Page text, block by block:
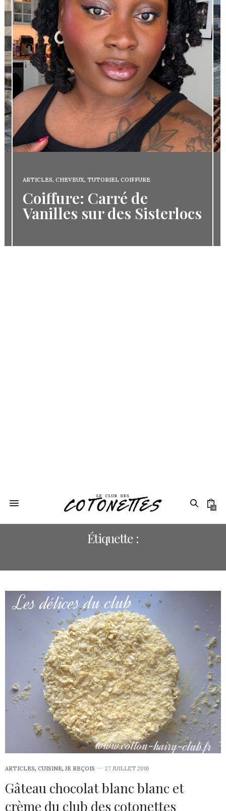
ARTICLES, CHEVEUX, TUTORIEL COIFFURE
Coiffure: Carré de
Vanilles sur des Sisterlocs
0
Étiquette :
ARTICLES, CUISINE, JE REÇOIS 27 JUILLET 2016
Gâteau chocolat blanc blanc et
crème du club des cotonettes